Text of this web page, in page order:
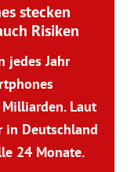
stecken
Risiken
jedes Jahr
Laut
in Deutschland
24 Monate.